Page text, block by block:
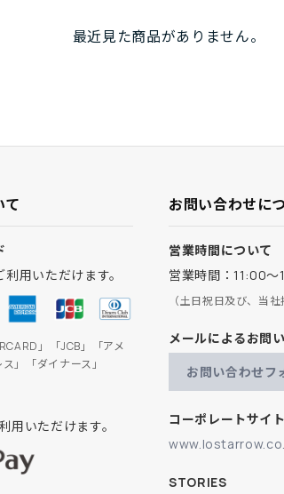
最近見た商品がありません。
て
用いただけます。
」「JCB」「アメ
」「ダイナース」
用いただけます。
お問い合わせに
営業時間について
営業時間：11:00～
（土日祝日及び、当
メールによるお問
お問い合わせフ
コーポレートサイト
STORIES